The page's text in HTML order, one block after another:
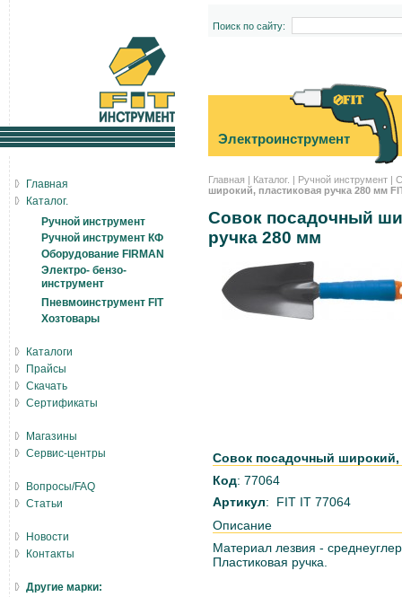
Поиск по сайту:
Электроинструмент
Главная | Каталог. | Ручной инструмент |
широкий, пластиковая ручка 280 мм
Совок посадочный
ручка 280 мм
Совок посадочный широкий,
Код: 77064
Артикул: FIT IT 77064
Описание
Материал лезвия -
Пластиковая ручка.
Главная
Каталог.
Ручной инструмент
Ручной инструмент КФ
Оборудование FIRMAN
Электро- бензо-
инструмент
Пневмоинструмент FIT
Хозтовары
Каталоги
Прайсы
Скачать
Сертификаты
Магазины
Сервис-центры
Вопросы/FAQ
Статьи
Новости
Контакты
Другие марки: